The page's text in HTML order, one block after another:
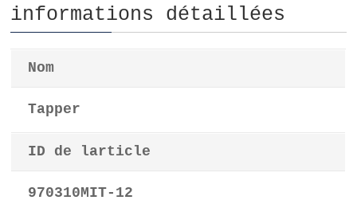
informations détaillées
Nom
Tapper
ID de larticle
970310MIT-12